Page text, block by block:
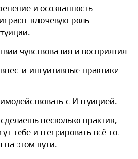
и осознанность
ключевую роль
чувствования и восприятия
интуитивные практики
с Интуицией.
несколько практик,
тебе интегрировать всё то,
на этом пути.